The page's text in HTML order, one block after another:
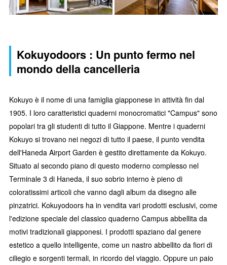
Kokuyodoors : Un punto fermo nel
mondo della cancelleria
Kokuyo è il nome di una famiglia giapponese in attività fin dal
1905. I loro caratteristici quaderni monocromatici "Campus" sono
popolari tra gli studenti di tutto il Giappone. Mentre i quaderni
Kokuyo si trovano nei negozi di tutto il paese, il punto vendita
dell'Haneda Airport Garden è gestito direttamente da Kokuyo.
Situato al secondo piano di questo moderno complesso nel
Terminale 3 di Haneda, il suo sobrio interno è pieno di
coloratissimi articoli che vanno dagli album da disegno alle
pinzatrici. Kokuyodoors ha in vendita vari prodotti esclusivi, come
l'edizione speciale del classico quaderno Campus abbellita da
motivi tradizionali giapponesi. I prodotti spaziano dal genere
estetico a quello intelligente, come un nastro abbellito da fiori di
ciliegio e sorgenti termali, in ricordo del viaggio. Oppure un paio